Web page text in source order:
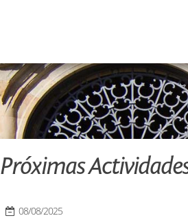
Próximas
08/08/2025